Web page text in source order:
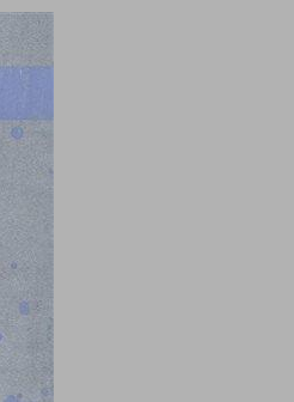
עיונים במחשבת ישראל ... 0